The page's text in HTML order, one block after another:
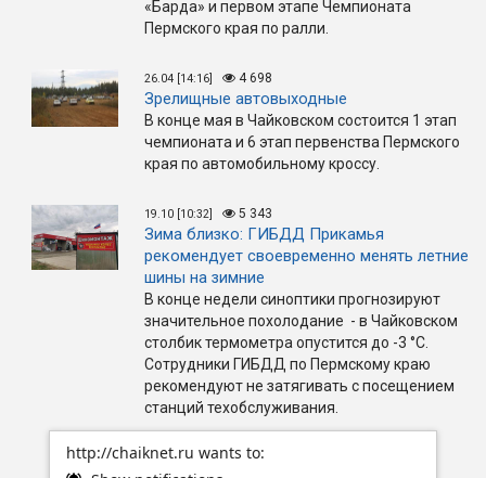
http://chaiknet.ru wants to:
«Барда» и первом этапе Чемпионата
Пермского края по ралли.
26.04 [14:16] 4 698
Зрелищные автовыходные
В конце мая в Чайковском состоится 1 этап
чемпионата и 6 этап первенства Пермского
края по автомобильному кроссу.
19.10 [10:32] 5 343
Зима близко: ГИБДД Прикамья
рекомендует своевременно менять летние
шины на зимние
В конце недели синоптики прогнозируют
значительное похолодание - в Чайковском
столбик термометра опустится до -3 °C.
Сотрудники ГИБДД по Пермскому краю
рекомендуют не затягивать с посещением
станций техобслуживания.